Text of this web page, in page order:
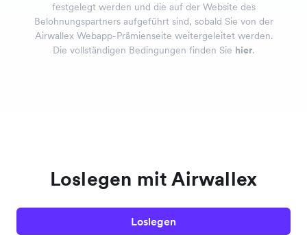
festgelegt werden und die auf der Website des
Belohnungspartners aufgeführt sind, sobald Sie von der
Airwallex Webapp-Prämienseite weitergeleitet werden.
Die vollständigen Bedingungen finden Sie hier.
Loslegen mit Airwallex
Loslegen